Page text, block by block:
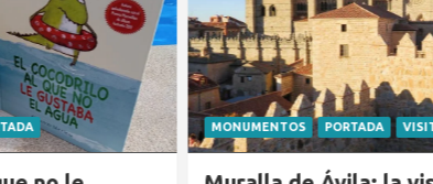
MONUMENTOS PORTADA VISITAR ÁVILA